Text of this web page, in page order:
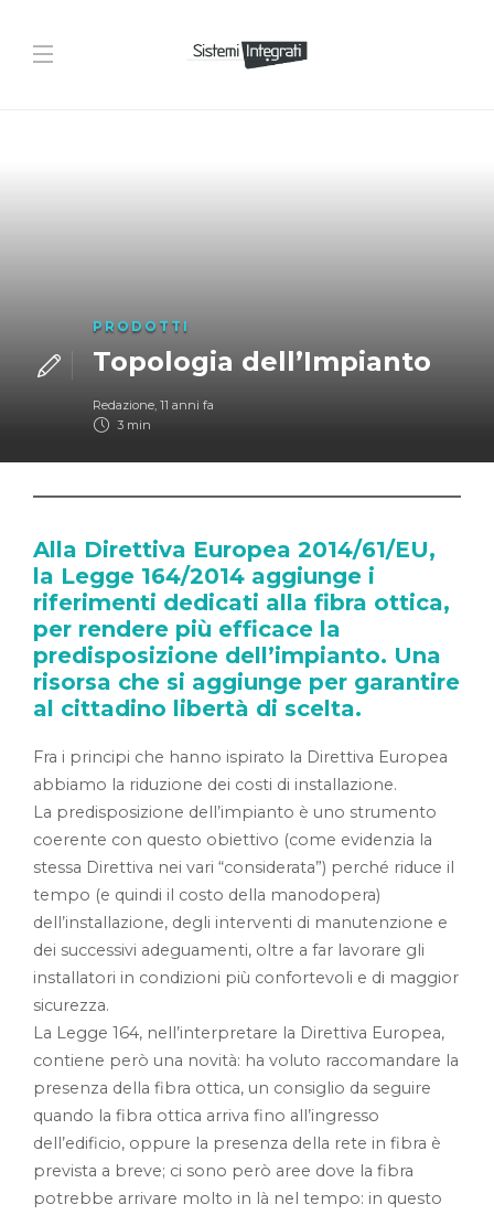
PRODOTTI
Topologia dell’Impianto
Redazione, 11 anni fa
3 min
Alla Direttiva Europea 2014/61/EU,
la Legge 164/2014 aggiunge i
riferimenti dedicati alla fibra ottica,
per rendere più efficace la
predisposizione dell’impianto. Una
risorsa che si aggiunge per garantire
al cittadino libertà di scelta.
Fra i principi che hanno ispirato la Direttiva Europea
abbiamo la riduzione dei costi di installazione.
La predisposizione dell’impianto è uno strumento
coerente con questo obiettivo (come evidenzia la
stessa Direttiva nei vari “considerata”) perché riduce il
tempo (e quindi il costo della manodopera)
dell’installazione, degli interventi di manutenzione e
dei successivi adeguamenti, oltre a far lavorare gli
installatori in condizioni più confortevoli e di maggior
sicurezza.
La Legge 164, nell’interpretare la Direttiva Europea,
contiene però una novità: ha voluto raccomandare la
presenza della fibra ottica, un consiglio da seguire
quando la fibra ottica arriva fino all’ingresso
dell’edificio, oppure la presenza della rete in fibra è
prevista a breve; ci sono però aree dove la fibra
potrebbe arrivare molto in là nel tempo: in questo